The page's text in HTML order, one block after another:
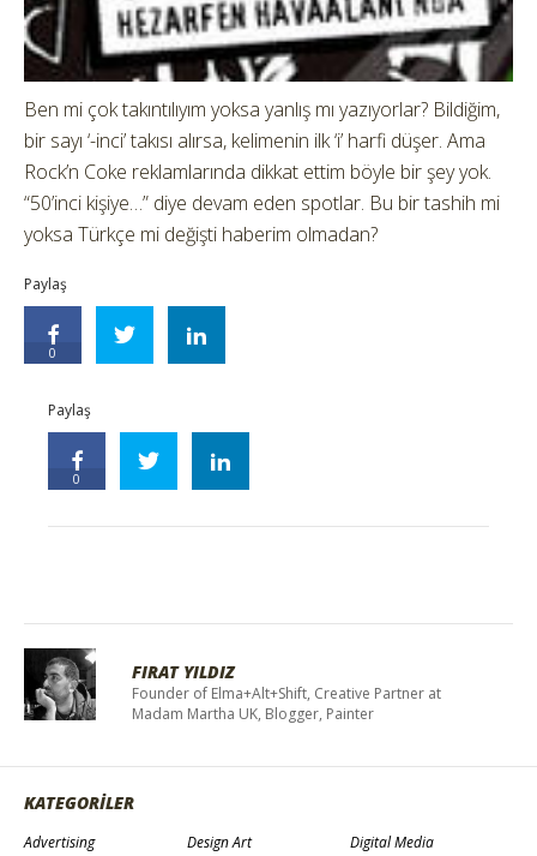
Ben mi çok takıntılıyım yoksa yanlış mı yazıyorlar? Bildiğim,
bir sayı ‘-inci’ takısı alırsa, kelimenin ilk ‘i’ harfi düşer. Ama
Rock’n Coke reklamlarında dikkat ettim böyle bir şey yok.
“50’inci kişiye…” diye devam eden spotlar. Bu bir tashih mi
yoksa Türkçe mi değişti haberim olmadan?
Paylaş
0
Paylaş
0
FIRAT YILDIZ
Founder of Elma+Alt+Shift, Creative Partner at
Madam Martha UK, Blogger, Painter
KATEGORİLER
Advertising
Design Art
Digital Media